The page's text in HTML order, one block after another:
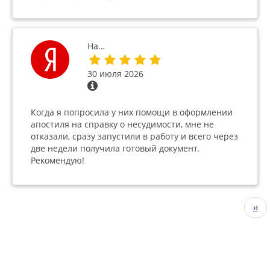
На…
30 июля 2026
Когда я попросила у них помощи в оформлении
апостиля на справку о несудимости, мне не
отказали, сразу запустили в работу и всего через
две недели получила готовый документ.
Рекомендую!
››